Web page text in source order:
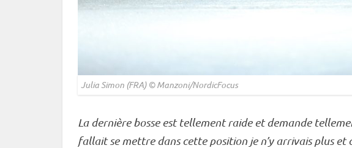
Julia Simon (FRA) © Manzoni/NordicFocus
La dernière bosse est tellement raide et demande
fallait se mettre dans cette position je n’y arrivais plus